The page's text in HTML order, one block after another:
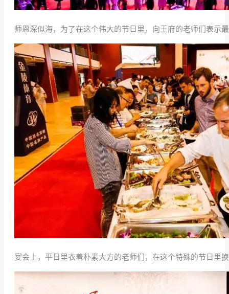
师恩深似海，为了在这个伟大的节日里，向王府的老师们表示
宴会上，平日里衣着朴素大方的老师们，在这个特殊的节日里